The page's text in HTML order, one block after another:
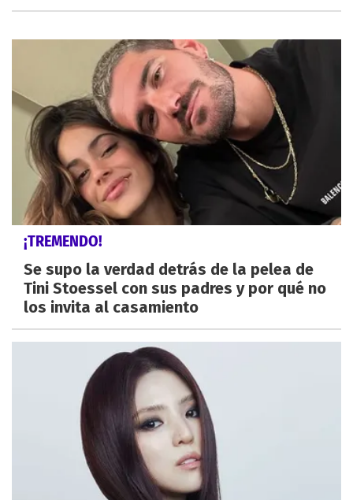
¡TREMENDO!
Se supo la verdad detrás de la pelea de
Tini Stoessel con sus padres y por qué no
los invita al casamiento